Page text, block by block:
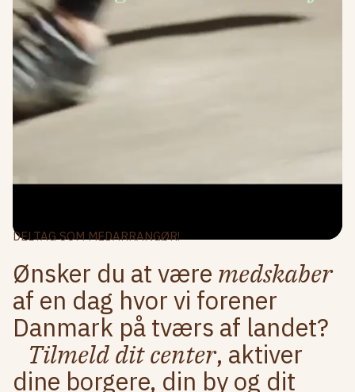
DELTAG SOM MEDARRANGØR!
Ønsker du at være medskaber
af en dag hvor vi forener
Danmark på tværs af landet?
Tilmeld dit center, aktiver
dine borgere, din by og dit